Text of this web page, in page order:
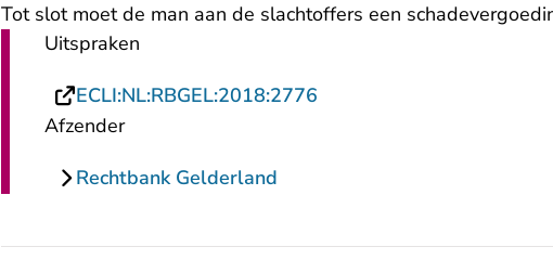
Tot slot moet de man aan de slachtoffers een
Uitspraken
ECLI:NL:RBGEL:2018:2776
Afzender
Rechtbank Gelderland